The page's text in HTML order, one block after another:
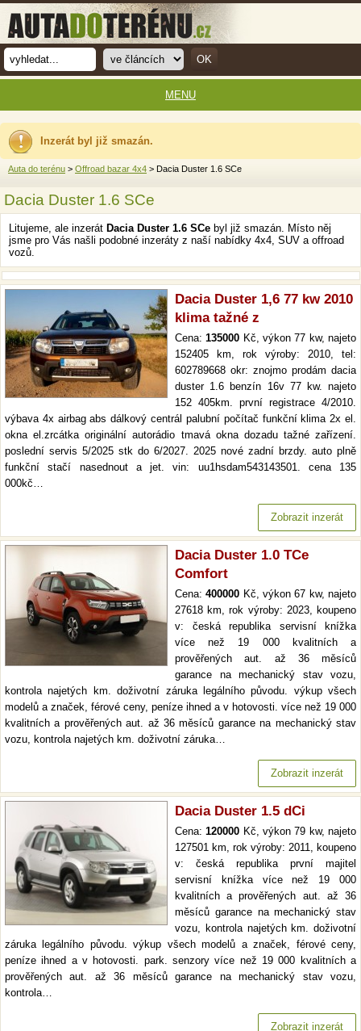
Inzerát byl již smazán.
Auta do terénu > Offroad bazar 4x4 > Dacia Duster 1.6 SCe
Dacia Duster 1.6 SCe
Litujeme, ale inzerát Dacia Duster 1.6 SCe byl již smazán. Místo něj
jsme pro Vás našli podobné inzeráty z naší nabídky 4x4, SUV a offroad
vozů.
Dacia Duster 1,6 77 kw 2010
klima tažné z
Cena:135000 Kč, výkon 77 kw, najeto
152405 km, rok výroby: 2010, tel:
602789668 okr: znojmo prodám dacia
duster 1.6 benzín 16v 77 kw. najeto
152 405km. první registrace 4/2010.
výbava 4x airbag abs dálkový centrál palubní počítač funkční klima 2x el.
okna el.zrcátka originální autorádio tmavá okna dozadu tažné zařízení.
poslední servis 5/2025 stk do 6/2027. 2025 nové zadní brzdy. auto plně
funkční stačí nasednout a jet. vin: uu1hsdam543143501. cena 135
000kč…
Zobrazit inzerát
Dacia Duster 1.0 TCe
Comfort
Cena:400000 Kč, výkon 67 kw, najeto
27618 km, rok výroby: 2023, koupeno
v: česká republika servisní knížka
více než 19 000 kvalitních a
prověřených aut. až 36 měsíců
garance na mechanický stav vozu,
kontrola najetých km. doživotní záruka legálního původu. výkup všech
modelů a značek, férové ceny, peníze ihned a v hotovosti. více než 19 000
kvalitních a prověřených aut. až 36 měsíců garance na mechanický stav
vozu, kontrola najetých km. doživotní záruka…
Zobrazit inzerát
Dacia Duster 1.5 dCi
Cena:120000 Kč, výkon 79 kw, najeto
127501 km, rok výroby: 2011, koupeno
v: česká republika první majitel
servisní knížka více než 19 000
kvalitních a prověřených aut. až 36
měsíců garance na mechanický stav
vozu, kontrola najetých km. doživotní
záruka legálního původu. výkup všech modelů a značek, férové ceny,
peníze ihned a v hotovosti. park. senzory více než 19 000 kvalitních a
prověřených aut. až 36 měsíců garance na mechanický stav vozu,
kontrola…
Zobrazit inzerát
MENU